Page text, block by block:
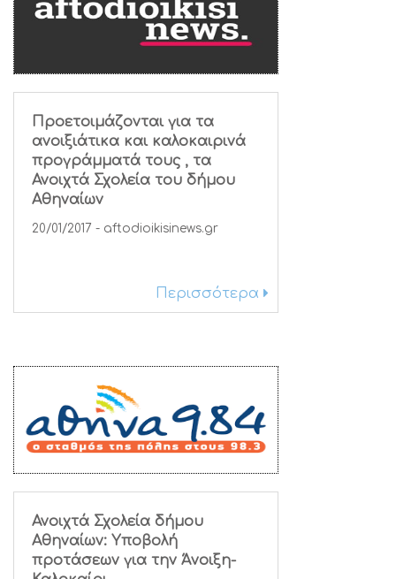
Προετοιμάζονται για τα
ανοιξιάτικα και καλοκαιρινά
προγράμματά τους , τα
Ανοιχτά Σχολεία του δήμου
Αθηναίων
20/01/2017 - aftodioikisinews.gr
Περισσότερα
Ανοιχτά Σχολεία δήμου
Αθηναίων: Υποβολή
προτάσεων για την Άνοιξη-